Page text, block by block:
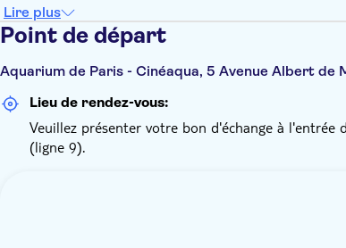
Lire plus
Point de départ
Aquarium de Paris - Cinéaqua, 5 Avenue Albert de
Lieu de rendez-vous:
Veuillez présenter votre bon d'échange à
(ligne 9).